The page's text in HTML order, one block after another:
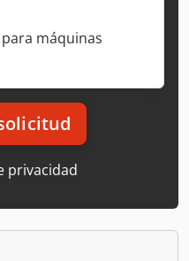
máquinas
privacidad